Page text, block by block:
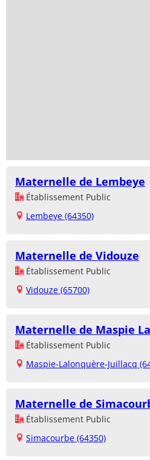
Maternelle de Lembeye
Établissement Public
Lembeye (64350)
Maternelle de Vidouze
Établissement Public
Vidouze (65700)
Maternelle de Maspie
Établissement Public
Maspie-Lalonquère-Juillacq
Maternelle de
Établissement Public
Simacourbe (64350)